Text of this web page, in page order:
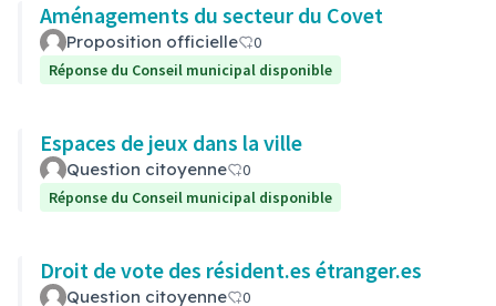
Aménagements du secteur du Covet
Proposition officielle
0
Réponse du Conseil municipal disponible
Espaces de jeux dans la ville
Question citoyenne
0
Réponse du Conseil municipal disponible
Droit de vote des résident.es étranger.es
Question citoyenne
0